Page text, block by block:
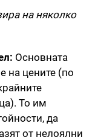
на няколко
Основната
на цените (по
То им
да
от нелоялни